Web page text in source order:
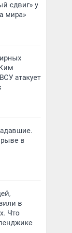
сдвиг» у
мира»
атакует
в
в
Что